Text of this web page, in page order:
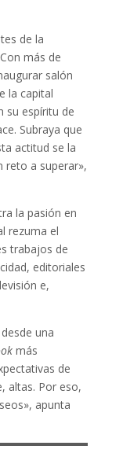
de la
más de
salón
la capital
su espíritu de
Subraya que
actitud se la
reto a superar»,
la pasión en
rezuma el
trabajos de
editoriales
e,
una
más
de
altas. Por eso,
apunta